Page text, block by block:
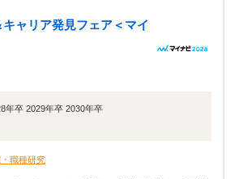
ャリア発見フェア＜マイ
年卒 2029年卒 2030年卒
職種研究